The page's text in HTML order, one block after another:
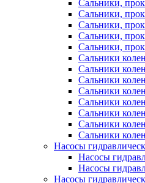
Сальники,
Сальники,
Сальники,
Сальники,
Сальники,
Сальники
Сальники
Сальники
Сальники
Сальники
Сальники
Сальники
Сальники
Насосы
Насосы
Насосы
Насосы